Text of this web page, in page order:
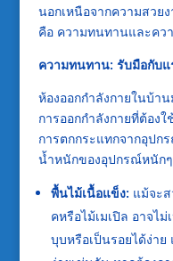
นอกเหนือจากความสวย
คือ ความทนทานและคว
ความทนทาน: รับมือกับแ
ห้องออกกำลังกายในบ้า
การออกกำลังกายที่ต้อง
การตกกระแทกจากอุปก
น้ำหนักของอุปกรณ์หนักๆ
พื้นไม้เนื้อแข็ง: แม้จะ
คหรือไม้เมเปิล อาจไ
บุบหรือเป็นรอยได้ง่า